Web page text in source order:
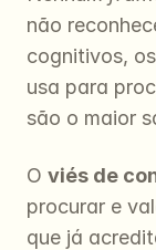
não
cognitivos,
usa para
são o maior
O viés de
procurar e
que já